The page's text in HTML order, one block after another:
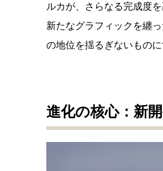
ルカが、さらなる完成度
新たなグラフィックを纏
の地位を揺るぎないものに
進化の核心：新